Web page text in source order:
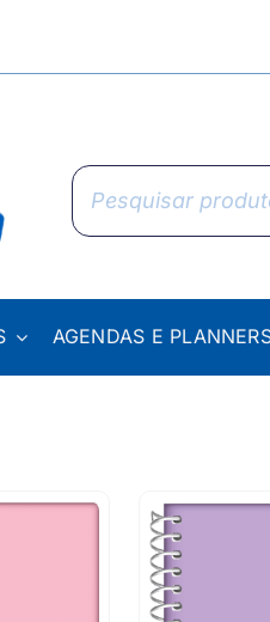
Pesquisar
produtos
AGENDAS E